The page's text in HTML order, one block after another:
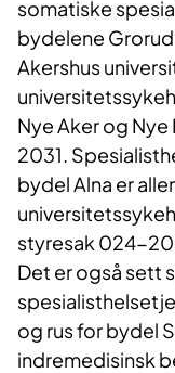
somatiske
bydelene
Akershus
Nye Aker og
2031.
bydel Alna er
styresak 024-
Det er også sett
og rus for bydel
indremedisinsk